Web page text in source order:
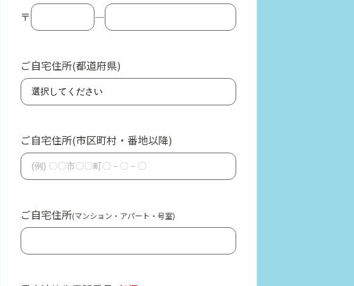
〒
―
ご自宅住所(都道府県)
ご自宅住所(市区町村・番地以降)
ご自宅住所(マンション・アパート・号室)